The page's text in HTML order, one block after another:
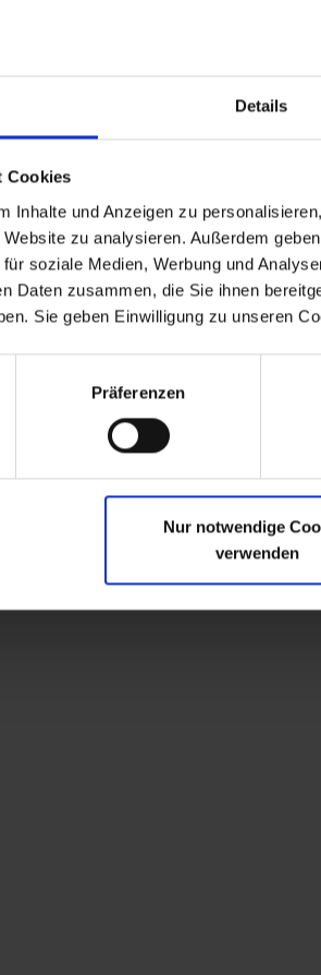
Details
Cookies
Inhalte und Anzeigen zu
zu analysieren. Außerdem
soziale Medien, Werbung und
Daten zusammen, die Sie ihnen
Sie geben Einwilligung zu unseren
Präferenzen
Nur notwendige
verwenden
and UV resistant and offers a longer
guarantees you the highest quality
80G/S PD.
R 80G/S